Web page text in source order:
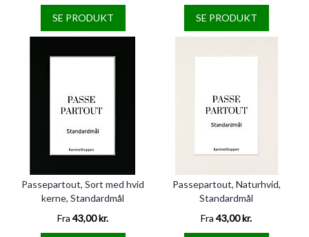
SE PRODUKT SE PRODUKT
Passepartout, Sort med hvid
kerne, Standardmål
Fra 43,00 kr.
Passepartout, Naturhvid,
Standardmål
Fra 43,00 kr.